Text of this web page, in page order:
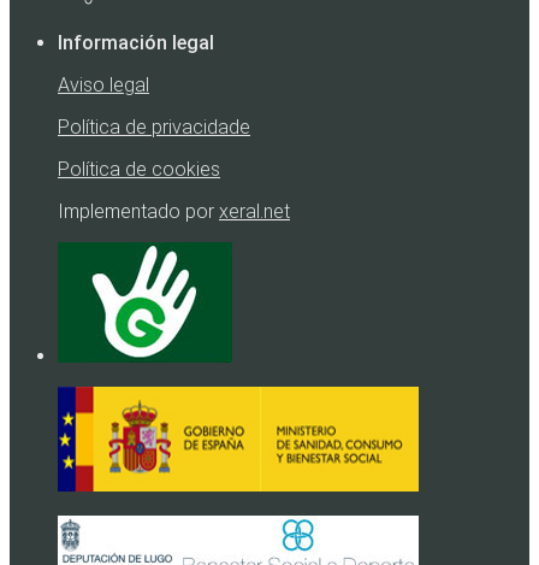
Información legal
Aviso legal
Política de privacidade
Política de cookies
Implementado por xeral.net